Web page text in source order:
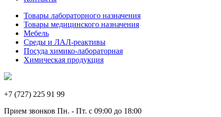
Товары лабораторного назначения
Товары медицинского назначения
Мебель
Среды и ЛАЛ-реактивы
Посуда химико-лабораторная
Химическая продукция
+7 (727) 225 91 99
Прием звонков Пн. - Пт. с 09:00 до 18:00